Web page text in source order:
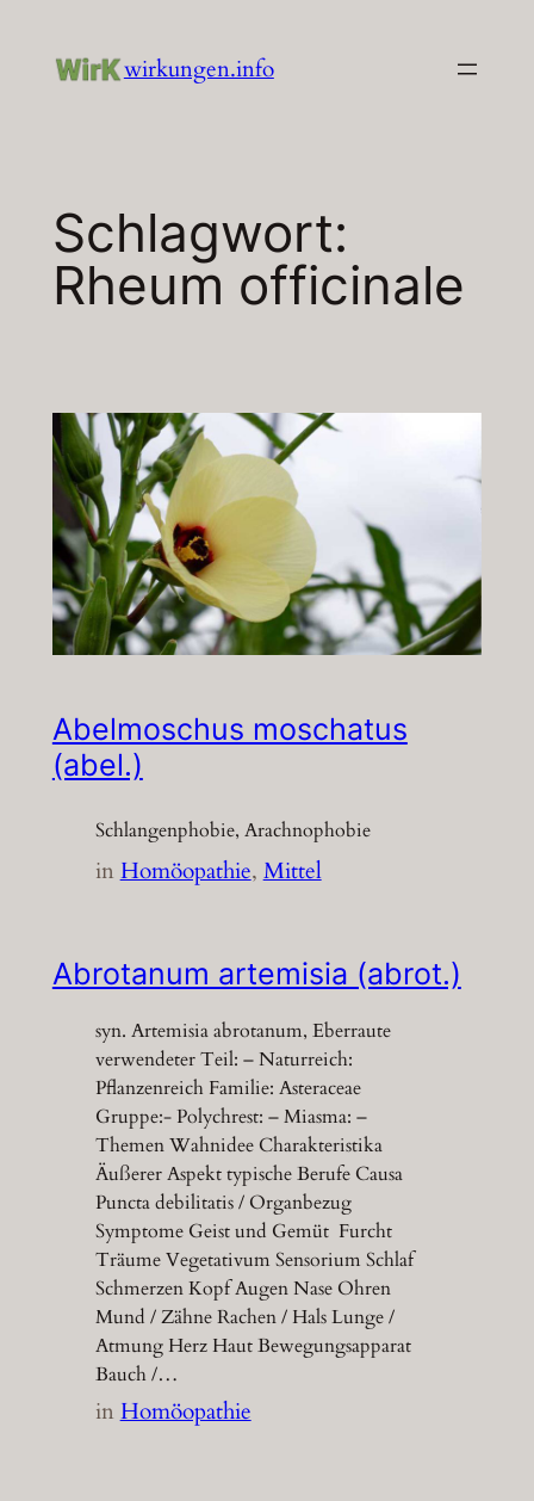
Inhalt
wirkungen.info
Schlagwort:
Rheum officinale
Abelmoschus moschatus
(abel.)
Schlangenphobie, Arachnophobie
inHomöopathie, Mittel
Abrotanum artemisia (abrot.)
syn. Artemisia abrotanum, Eberraute
verwendeter Teil: – Naturreich:
Pflanzenreich Familie: Asteraceae
Gruppe:- Polychrest: – Miasma: –
Themen Wahnidee Charakteristika
Äußerer Aspekt typische Berufe Causa
Puncta debilitatis / Organbezug
Symptome Geist und Gemüt Furcht
Träume Vegetativum Sensorium Schlaf
Schmerzen Kopf Augen Nase Ohren
Mund / Zähne Rachen / Hals Lunge /
Atmung Herz Haut Bewegungsapparat
Bauch /…
inHomöopathie